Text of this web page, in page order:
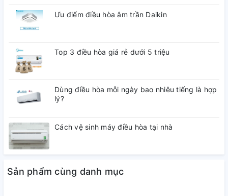
Ưu điểm điều hòa âm trần Daikin
Top 3 điều hòa giá rẻ dưới 5 triệu
Dùng điều hòa mỗi ngày bao nhiêu tiếng là hợp
lý?
Cách vệ sinh máy điều hòa tại nhà
Sản phẩm cùng danh mục